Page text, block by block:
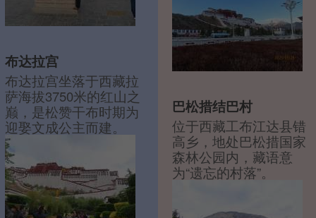
布达拉宫
布达拉宫坐落于西藏拉
萨海拔3750米的红山之
巅，是松赞干布时期为
迎娶文成公主而建。
巴松措结巴村
位于西藏工布江达县错
高乡，地处巴松措国家
森林公园内，藏语意
为“遗忘的村落”。